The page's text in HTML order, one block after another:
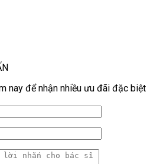
nay để nhận nhiều ưu đãi đặc biệt